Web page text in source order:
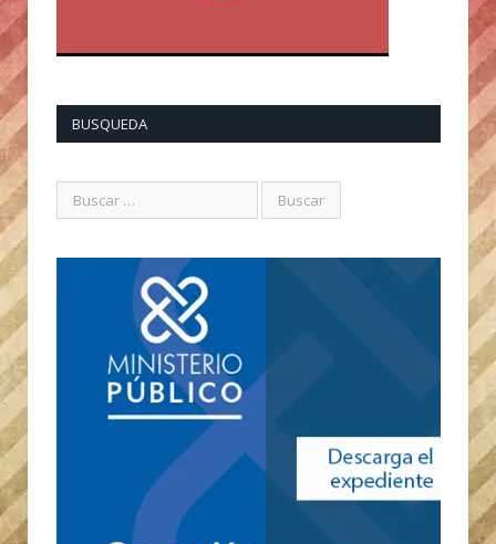
BUSQUEDA